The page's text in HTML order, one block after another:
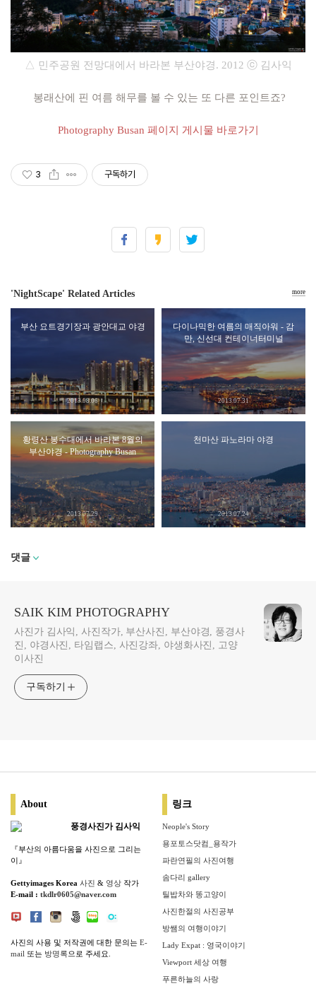
△ 민주공원 전망대에서 바라본 부산야경. 2012 ⓒ 김사익
봉래산에 핀 여름 해무를 볼 수 있는 또 다른 포인트죠?
Photography Busan 페이지 게시물 바로가기
3 구독하기
'NightScape' Related Articles
부산 요트경기장과 광안대교 야경
2013.08.06
다이나믹한 여름의 매직아워 - 감
만, 신선대 컨테이너터미널
2013.07.31
황령산 봉수대에서 바라본 8월의
부산야경 - Photography Busan
2013.07.29
천마산 파노라마 야경
2013.07.24
more
댓글
SAIK KIM PHOTOGRAPHY
사진가 김사익, 사진작가, 부산사진, 부산야경, 풍경사
진, 야경사진, 타임랩스, 사진강좌, 야생화사진, 고양
이사진
구독하기
About
풍경사진가 김사익
『부산의 아름다움을 사진으로 그리는
이』
Gettyimages Korea 사진 & 영상 작가
E-mail : tkdlr0605@naver.com
사진의 사용 및 저작권에 대한 문의는 E-
mail 또는 방명록으로 주세요.
링크
Neople's Story
용포토스닷컴_용작가
파란연필의 사진여행
솜다리 gallery
틸밥차와 똥고양이
사진한절의 사진공부
방쌤의 여행이야기
Lady Expat : 영국이야기
Viewport 세상 여행
푸른하늘의 사랑